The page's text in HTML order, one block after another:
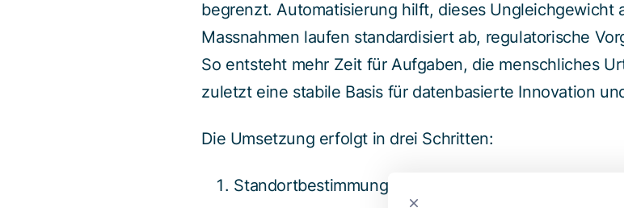
begrenzt. Automatisierung hilft, dieses Ungleichgewicht
Massnahmen laufen standardisiert ab, regulatorische
So entsteht mehr Zeit für Aufgaben, die menschliches
zuletzt eine stabile Basis für datenbasierte Innovation
Die Umsetzung erfolgt in drei Schritten:
Standortbestimmung mit klarer Priorisierung